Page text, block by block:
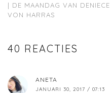
| DE MAANDAG VAN DENIECE
VON HARRAS
40 REACTIES
ANETA
JANUARI 30, 2017 / 07:13